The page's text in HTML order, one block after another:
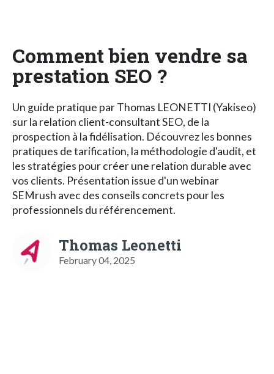
Comment bien vendre sa
prestation SEO ?
Un guide pratique par Thomas LEONETTI (Yakiseo)
sur la relation client-consultant SEO, de la
prospection à la fidélisation. Découvrez les bonnes
pratiques de tarification, la méthodologie d'audit, et
les stratégies pour créer une relation durable avec
vos clients. Présentation issue d'un webinar
SEMrush avec des conseils concrets pour les
professionnels du référencement.
Thomas Leonetti
February 04, 2025